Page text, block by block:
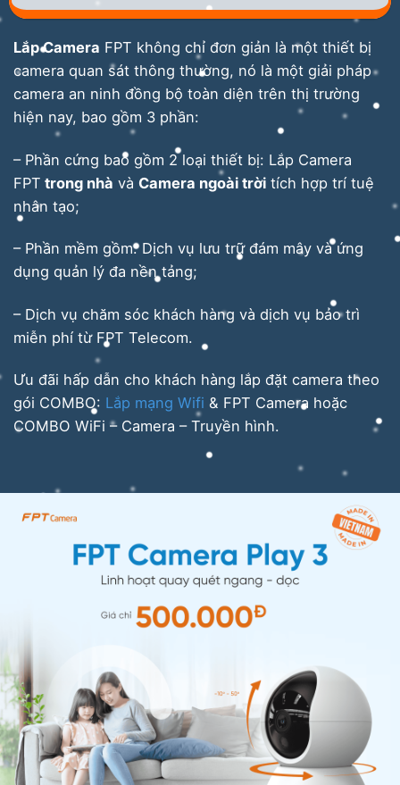
Lắp Camera FPT không chỉ đơn giản là một thiết bị
camera quan sát thông thường, nó là một giải pháp
camera an ninh đồng bộ toàn diện trên thị trường
hiện nay, bao gồm 3 phần:
– Phần cứng bao gồm 2 loại thiết bị: Lắp Camera
FPT trong nhà và Camera ngoài trời tích hợp trí tuệ
nhân tạo;
– Phần mềm gồm: Dịch vụ lưu trữ đám mây và ứng
dụng quản lý đa nền tảng;
– Dịch vụ chăm sóc khách hàng và dịch vụ bảo trì
miễn phí từ FPT Telecom.
Ưu đãi hấp dẫn cho khách hàng lắp đặt camera theo
gói COMBO: Lắp mạng Wifi & FPT Camera hoặc
COMBO WiFi – Camera – Truyền hình.